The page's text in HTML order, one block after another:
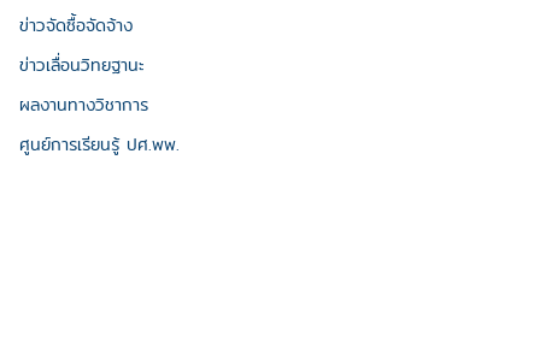
ข่าวจัดซื้อจัดจ้าง
ข่าวเลื่อนวิทยฐานะ
ผลงานทางวิชาการ
ศูนย์การเรียนรู้ ปศ.พพ.